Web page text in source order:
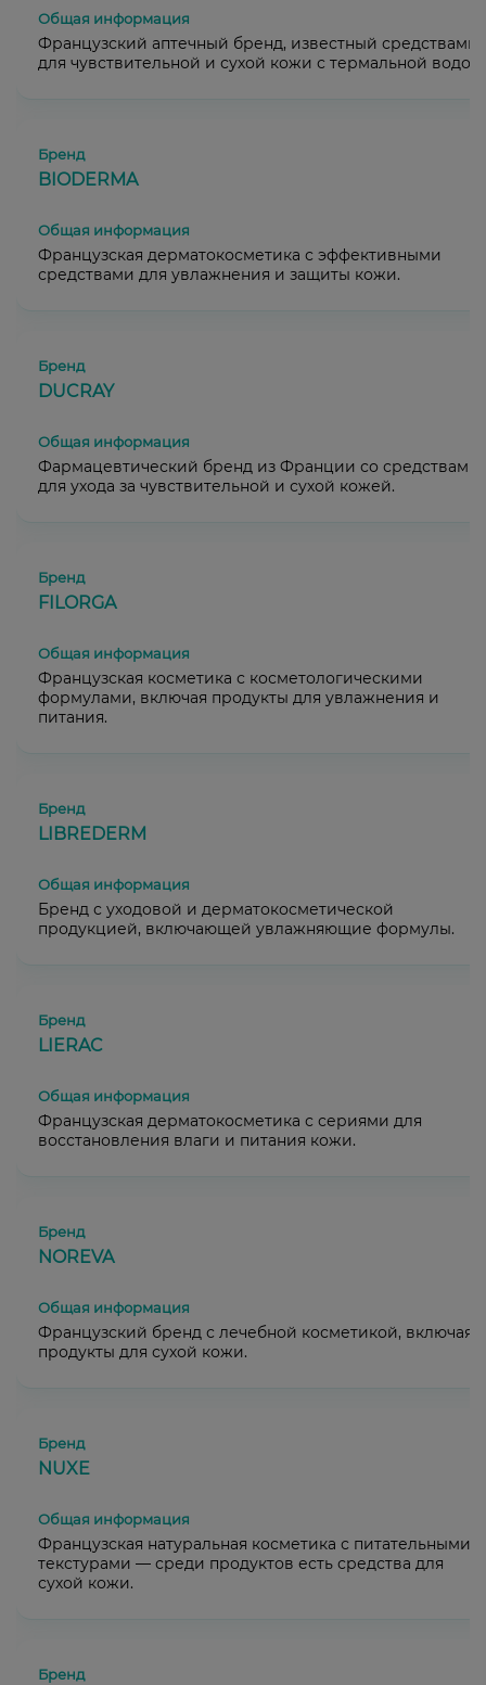
Французский аптечный бренд, известный средствами
для чувствительной и сухой кожи с термальной водой.
BIODERMA
Французская дерматокосметика с эффективными
средствами для увлажнения и защиты кожи.
DUCRAY
Фармацевтический бренд из Франции со средствами
для ухода за чувствительной и сухой кожей.
FILORGA
Французская косметика с косметологическими
формулами, включая продукты для увлажнения и
питания.
LIBREDERM
Бренд с уходовой и дерматокосметической
продукцией, включающей увлажняющие формулы.
LIERAC
Французская дерматокосметика с сериями для
восстановления влаги и питания кожи.
NOREVA
Французский бренд с лечебной косметикой, включая
продукты для сухой кожи.
NUXE
Французская натуральная косметика с питательными
текстурами — среди продуктов есть средства для
сухой кожи.